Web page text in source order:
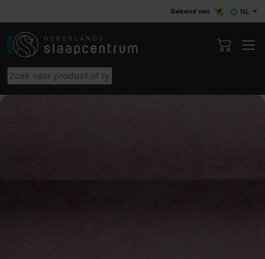
Bekend van NL